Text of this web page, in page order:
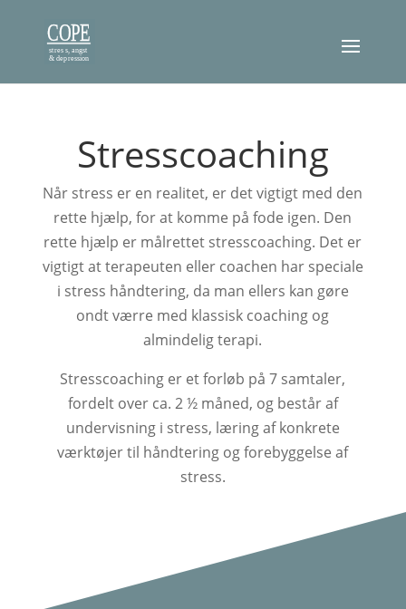
Stresscoaching
Når stress er en realitet, er det vigtigt med den
rette hjælp, for at komme på fode igen. Den
rette hjælp er målrettet stresscoaching. Det er
vigtigt at terapeuten eller coachen har speciale
i stress håndtering, da man ellers kan gøre
ondt værre med klassisk coaching og
almindelig terapi.
Stresscoaching er et forløb på 7 samtaler,
fordelt over ca. 2 ½ måned, og består af
undervisning i stress, læring af konkrete
værktøjer til håndtering og forebyggelse af
stress.